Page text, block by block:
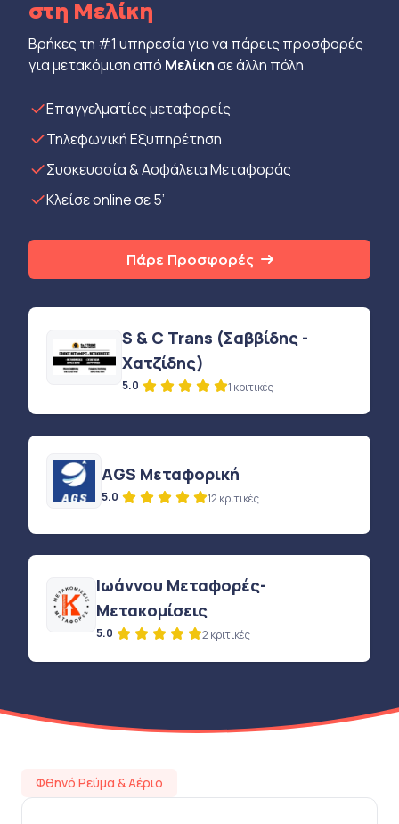
στη Μελίκη
Βρήκες τη #1 υπηρεσία για να πάρεις προσφορές
για μετακόμιση από Μελίκησε άλλη πόλη
Eπαγγελματίες μεταφορείς
Τηλεφωνική Εξυπηρέτηση
Συσκευασία & Ασφάλεια Μεταφοράς
Κλείσε online σε 5’
Πάρε Προσφορές
S & C Trans (Σαββίδης -
Χατζίδης)
5.0 1 κριτικές
AGS Μεταφορική
5.0 12 κριτικές
Ιωάννου Μεταφορές-
Μετακομίσεις
5.0 2 κριτικές
Φθηνό Ρεύμα & Αέριο